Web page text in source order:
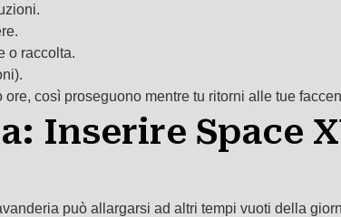
o raccolta.
così proseguono mentre tu ritorni alle tue
Inserire Space
può allargarsi ad altri tempi vuoti della